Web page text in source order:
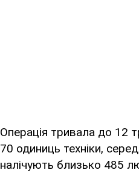
Операція тривала до 12
70 одиниць техніки,
налічують близько 485